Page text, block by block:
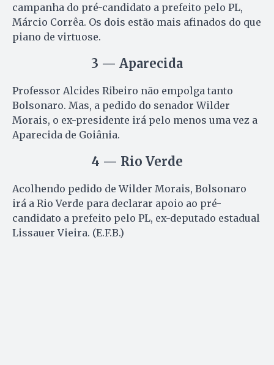
campanha do pré-candidato a prefeito pelo PL,
Márcio Corrêa. Os dois estão mais afinados do que
piano de virtuose.
3 — Aparecida
Professor Alcides Ribeiro não empolga tanto
Bolsonaro. Mas, a pedido do senador Wilder
Morais, o ex-presidente irá pelo menos uma vez a
Aparecida de Goiânia.
4 — Rio Verde
Acolhendo pedido de Wilder Morais, Bolsonaro
irá a Rio Verde para declarar apoio ao pré-
candidato a prefeito pelo PL, ex-deputado estadual
Lissauer Vieira. (E.F.B.)